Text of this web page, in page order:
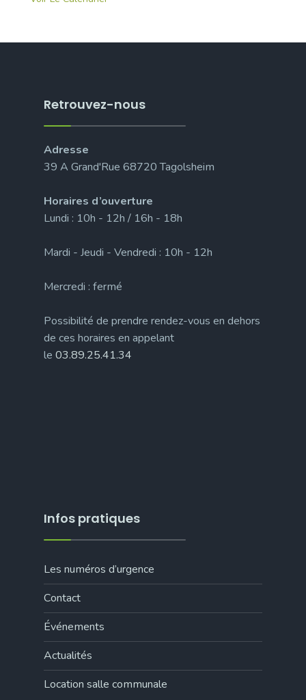
Retrouvez-nous
Adresse
39 A Grand'Rue 68720 Tagolsheim
Horaires d’ouverture
Lundi : 10h - 12h / 16h - 18h
Mardi - Jeudi - Vendredi : 10h - 12h
Mercredi : fermé
Possibilité de prendre rendez-vous en dehors
de ces horaires en appelant
le 03.89.25.41.34
Infos pratiques
Les numéros d’urgence
Contact
Événements
Actualités
Location salle communale